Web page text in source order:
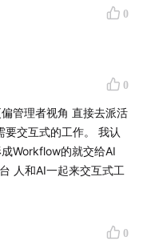
费
Studio "推成
码贡献排第一，社
销订阅和美团外卖凝
0
0
人和AI一起来交互式工
0